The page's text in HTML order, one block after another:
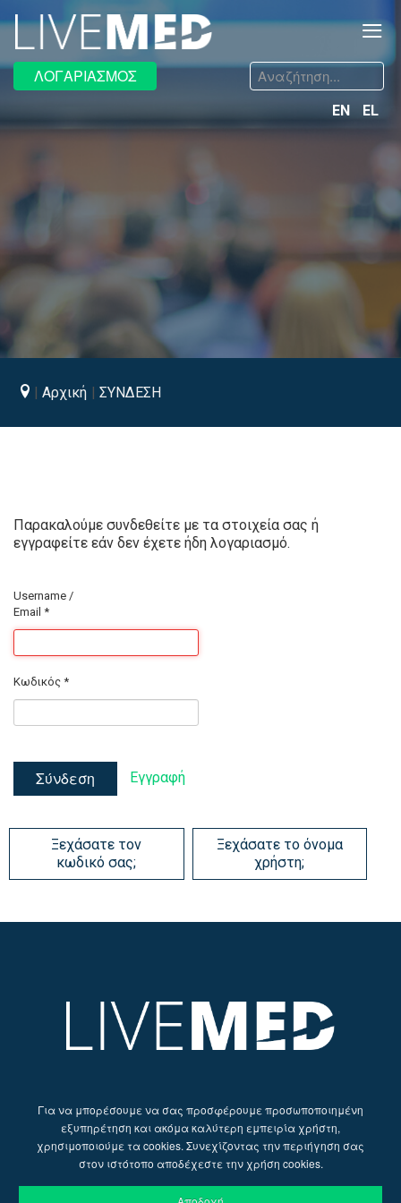
≡
ΛΟΓΑΡΙΑΣΜΟΣ Αναζήτηση...
EN EL
Αρχική ΣΥΝΔΕΣΗ
Παρακαλούμε συνδεθείτε με τα στοιχεία σας ή
εγγραφείτε εάν δεν έχετε ήδη λογαριασμό.
Username /
Email *
Κωδικός *
Σύνδεση Εγγραφή
Ξεχάσατε τον
κωδικό σας;
Ξεχάσατε το όνομα
χρήστη;
Για να μπορέσουμε να σας προσφέρουμε προσωποποιημένη
εξυπηρέτηση και ακόμα καλύτερη εμπειρία χρήστη,
χρησιμοποιούμε τα cookies. Συνεχίζοντας την περιήγηση σας
στον ιστότοπο αποδέχεστε την χρήση cookies.